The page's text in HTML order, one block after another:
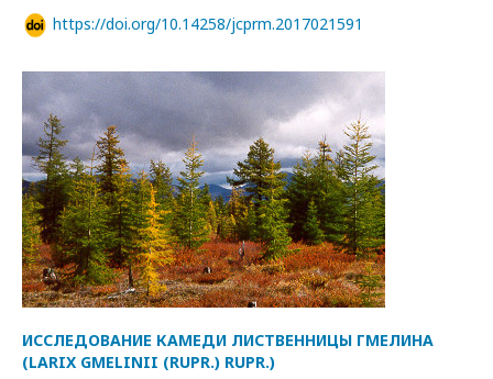
https://doi.org/10.14258/jcprm.2017021591
ИССЛЕДОВАНИЕ КАМЕДИ ЛИСТВЕННИЦЫ ГМЕЛИНА
(LARIX GMELINII (RUPR.) RUPR.)